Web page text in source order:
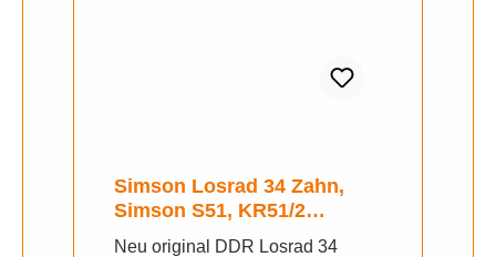
Simson Losrad 34 Zahn,
Simson S51, KR51/2
Schwalbe original DDR
Neu original DDR Losrad 34